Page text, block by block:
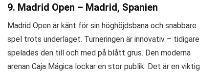
9. Madrid Open – Madrid, Spanien
Madrid Open är känt för sin höghöjdsbana och snabbare
spel trots underlaget. Turneringen är innovativ – tidigare
spelades den till och med på blått grus. Den moderna
arenan Caja Mágica lockar en stor publik. Det är en viktig